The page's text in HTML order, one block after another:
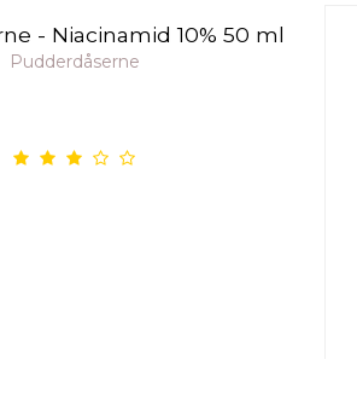
- Niacinamid 10% 50 ml
Pudderdåserne